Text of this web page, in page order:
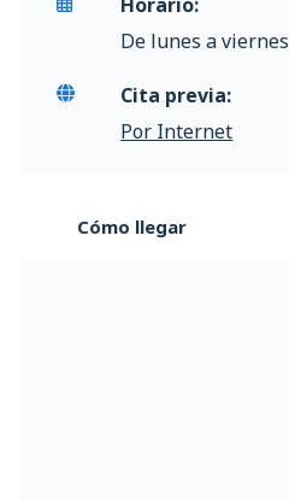
De lunes a
Cita previa:
Por Internet
Cómo llegar